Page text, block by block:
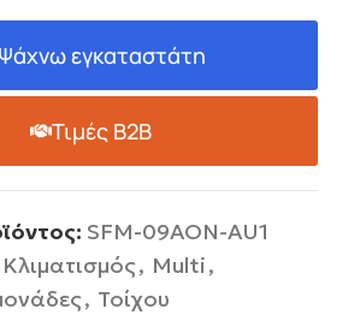
εγκαταστάτη
Τιμές B2B
SFM-09AON-AU1
Κλιματισμός, Multi,
, Τοίχου